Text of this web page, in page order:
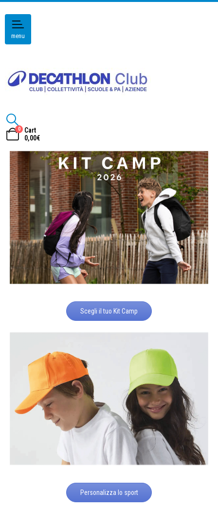
menu
0
Cart
0,00€
Scegli il tuo Kit Camp
Personalizza lo sport